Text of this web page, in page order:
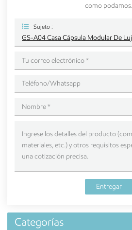
como podamos.
Sujeto :
Entregar
Categorías